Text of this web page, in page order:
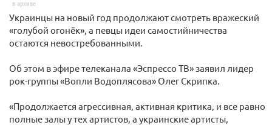
в архиве
Украинцы на новый год продолжают смотреть вражеский
«голубой огонёк», а певцы идеи самостийничества
остаются невостребованными.
Об этом в эфире телеканала «Эспрессо ТВ» заявил лидер
рок-группы «Вопли Водоплясова» Олег Скрипка.
«Продолжается агрессивная, активная критика, и все равно
полные залы у тех артистов, а украинские артисты,